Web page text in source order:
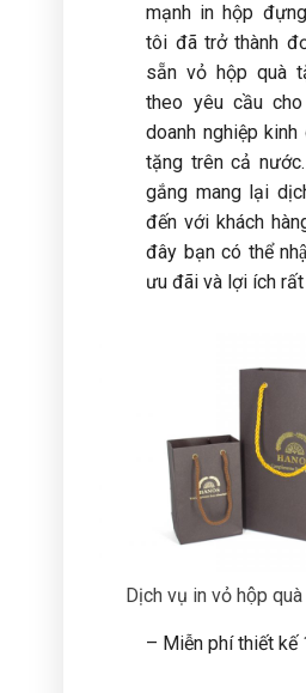
mạnh in hộp
tôi đã trở thành
sẵn vỏ hộp quà
theo yêu cầu
doanh nghiệp
tặng trên cả
gắng mang lại
đến với khách
đây bạn có thể
ưu đãi và lợi ích rất
Dịch vụ in vỏ hộp
– Miễn phí thiết kế